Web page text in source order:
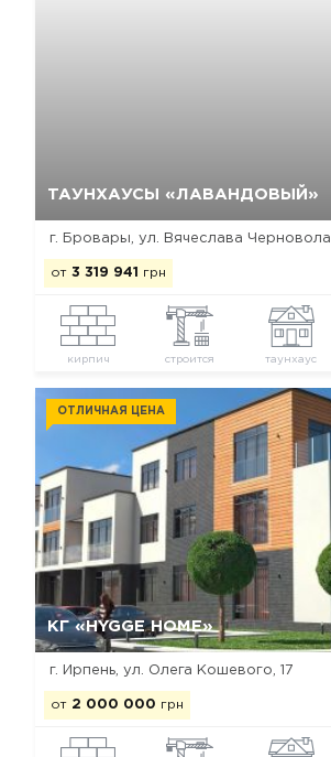
ТАУНХАУСЫ «ЛАВАНДОВЫЙ»
г. Бровары, ул. Вячеслава Черновола
от 3 319 941 грн
кирпич строится таунхаус
КГ «HYGGE HOME»
ОТЛИЧНАЯ ЦЕНА
г. Ирпень, ул. Олега Кошевого, 17
от 2 000 000 грн
Да, удалить Отмена